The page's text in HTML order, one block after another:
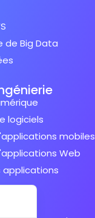
de Big Data
logiciels
mobiles
Web
applications